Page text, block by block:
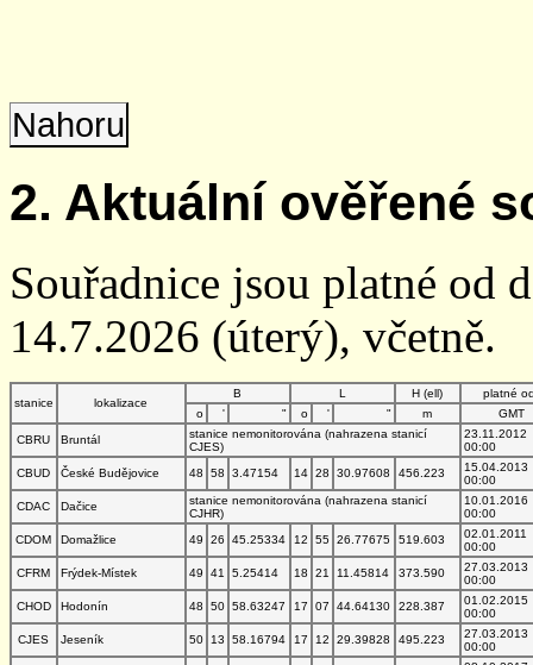
Nahoru
2. Aktuální ověřené
Souřadnice jsou platné od
14.7.2026 (úterý), včetně.
stanice lokalizace
B L H (ell)
platné
o
' " o ' " m
GMT
CBRU
Bruntál
stanice nemonitorována (nahrazena stanicí
CJES)
23.11.2012
00:00
CBUD
České Budějovice 48 58 3.47154 14 28 30.97608 456.223
15.04.2013
00:00
CDAC
Dačice
stanice nemonitorována (nahrazena stanicí
CJHR)
10.01.2016
00:00
CDOM
Domažlice 49 26 45.25334 12 55 26.77675 519.603
02.01.2011
00:00
CFRM
Frýdek-Místek 49 41 5.25414 18 21 11.45814 373.590
27.03.2013
00:00
CHOD
Hodonín 48 50 58.63247 17 07 44.64130 228.387
01.02.2015
00:00
CJES
Jeseník 50 13 58.16794 17 12 29.39828 495.223
27.03.2013
00:00